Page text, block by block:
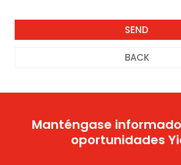
BACK
Manténgase
oportunidades